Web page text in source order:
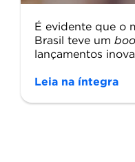
É evidente que o
Brasil teve um
lançamentos
Leia na íntegra